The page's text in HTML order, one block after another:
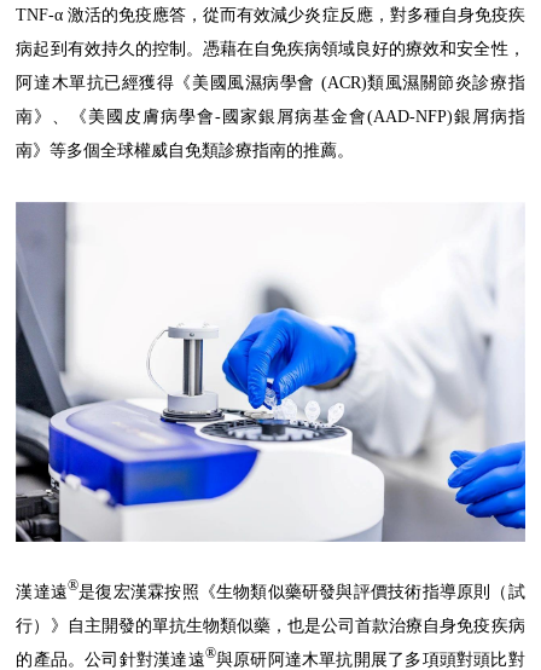
TNF-α 激活的免疫應答，從而有效減少炎症反應，對多種自身免疫疾
病起到有效持久的控制。憑藉在自免疾病領域良好的療效和安全性，
阿達木單抗已經獲得《美國風濕病學會 (ACR)類風濕關節炎診療指
南》、《美國皮膚病學會-國家銀屑病基金會(AAD-NFP)銀屑病指
南》等多個全球權威自免類診療指南的推薦。
漢達遠®是復宏漢霖按照《生物類似藥研發與評價技術指導原則（試
行）》自主開發的單抗生物類似藥，也是公司首款治療自身免疫疾病
的產品。公司針對漢達遠®與原研阿達木單抗開展了多項頭對頭比對